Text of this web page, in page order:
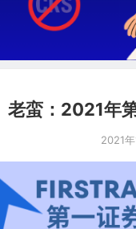
老蛮：2021年
2021